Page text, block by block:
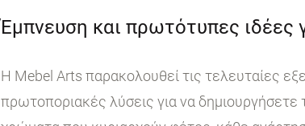
Έμπνευση και πρωτότυπες ιδέες
Η Mebel Arts παρακολουθεί τις τελευταίες
πρωτοποριακές λύσεις για να